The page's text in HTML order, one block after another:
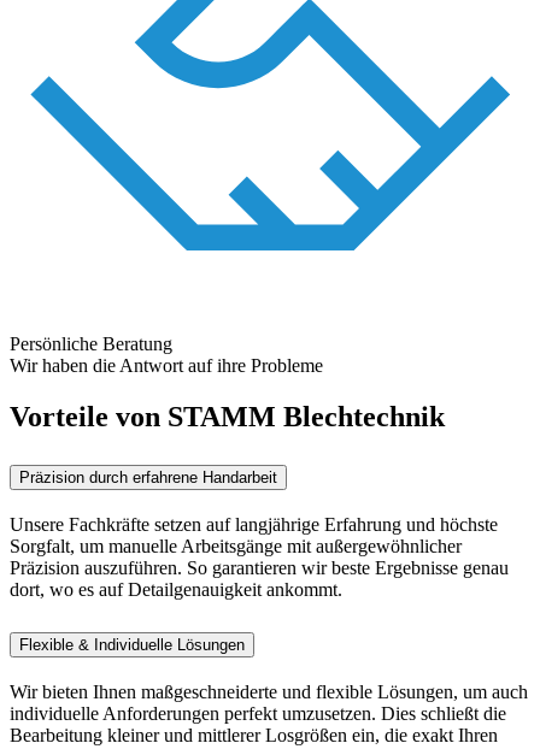
Persönliche Beratung
Wir haben die Antwort auf ihre Probleme
Vorteile von STAMM Blechtechnik
Präzision durch erfahrene Handarbeit
Unsere Fachkräfte setzen auf langjährige Erfahrung und höchste
Sorgfalt, um manuelle Arbeitsgänge mit außergewöhnlicher
Präzision auszuführen. So garantieren wir beste Ergebnisse genau
dort, wo es auf Detailgenauigkeit ankommt.
Flexible & Individuelle Lösungen
Wir bieten Ihnen maßgeschneiderte und flexible Lösungen, um auch
individuelle Anforderungen perfekt umzusetzen. Dies schließt die
Bearbeitung kleiner und mittlerer Losgrößen ein, die exakt Ihren